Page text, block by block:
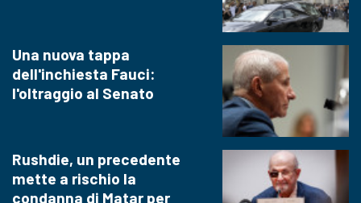
Una nuova tappa
dell'inchiesta Fauci:
l'oltraggio al Senato
Rushdie, un precedente
mette a rischio la
condanna di Matar per